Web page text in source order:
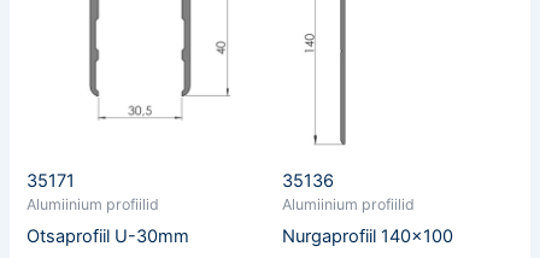
35171
Alumiinium profiilid
Otsaprofiil U-30mm
35136
Alumiinium profiilid
Nurgaprofiil 140×100